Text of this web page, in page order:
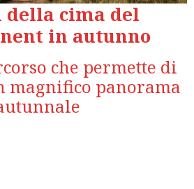
della cima del
in autunno
che permette di
magnifico panorama